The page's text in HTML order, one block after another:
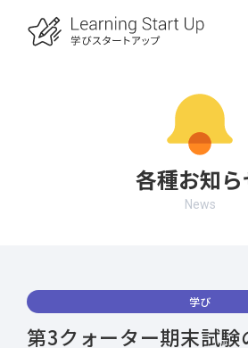
各種お知ら
News
学び
第3クォーター期末試験